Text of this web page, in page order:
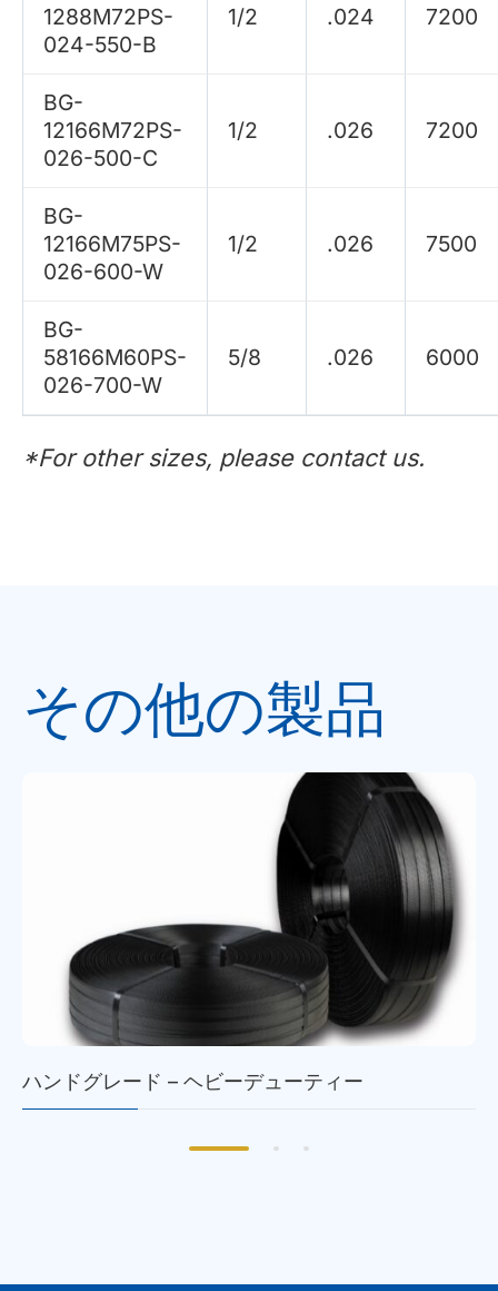
1288M72PS-
024-550-B
1/2 .024 7200
BG-
12166M72PS-
026-500-C
1/2 .026 7200
BG-
12166M75PS-
026-600-W
1/2 .026 7500
BG-
58166M60PS-
026-700-W
5/8 .026 6000
*For other sizes, please contact us.
その他の製品
ハンドグレード – ヘビーデューティー